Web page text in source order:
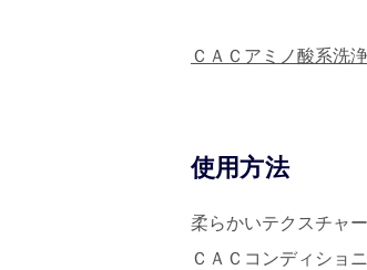
ＣＡＣアミノ酸系洗
使用方法
柔らかいテクスチャ
ＣＡＣコンディショ